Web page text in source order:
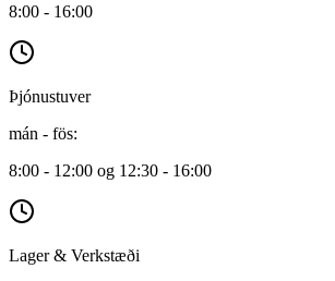
8:00 - 16:00
Þjónustuver
mán - fös:
8:00 - 12:00 og 12:30 - 16:00
Lager & Verkstæði